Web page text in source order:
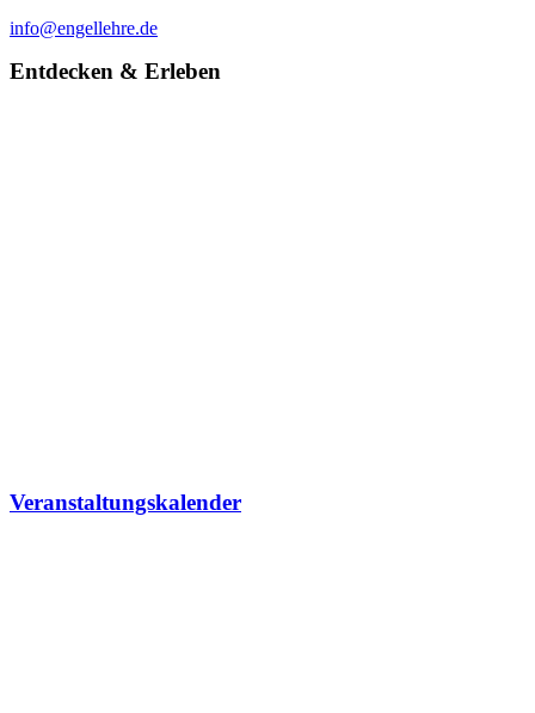
info@engellehre.de
Entdecken & Erleben
Veranstaltungskalender